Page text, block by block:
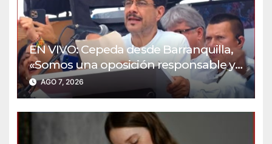
EN VIVO: Cepeda desde Barranquilla,
«Somos una oposición responsable y
defensores de la democracia»
AGO 7, 2026